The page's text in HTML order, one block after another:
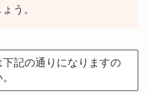
う。
記の通りになりますの